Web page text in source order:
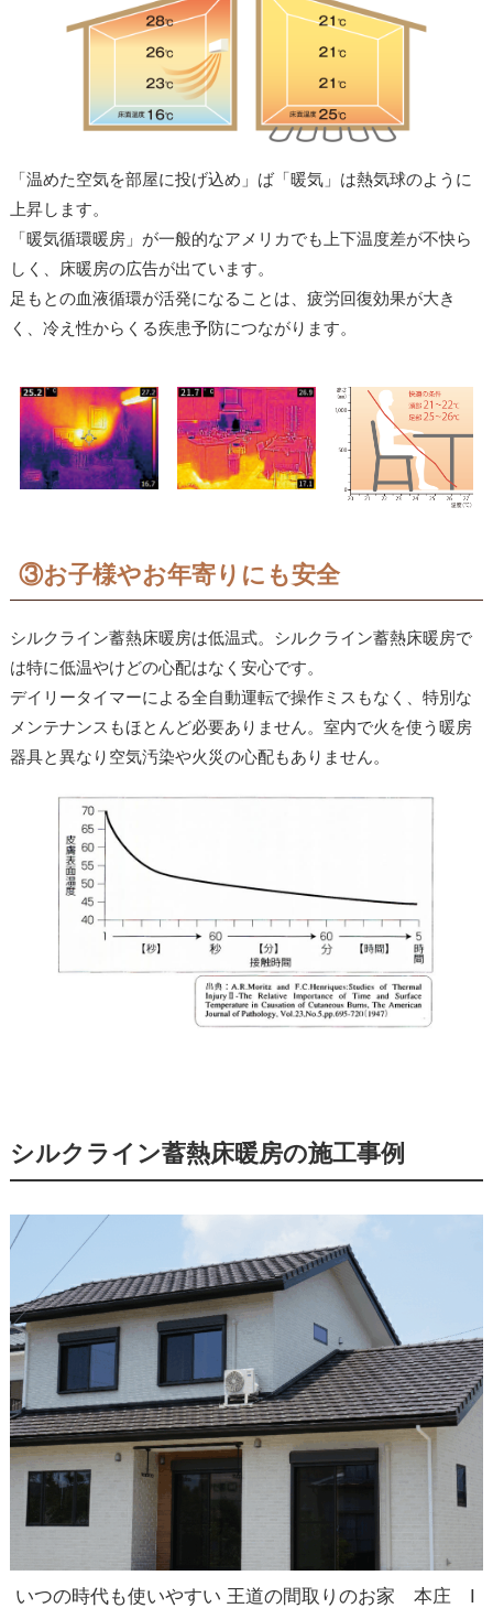
「温めた空気を部屋に投げ込め」ば「暖気」は熱気球のように
上昇します。
「暖気循環暖房」が一般的なアメリカでも上下温度差が不快ら
しく、床暖房の広告が出ています。
足もとの血液循環が活発になることは、疲労回復効果が大き
く、冷え性からくる疾患予防につながります。
③お子様やお年寄りにも安全
シルクライン蓄熱床暖房は低温式。シルクライン蓄熱床暖房で
は特に低温やけどの心配はなく安心です。
デイリータイマーによる全自動運転で操作ミスもなく、特別な
メンテナンスもほとんど必要ありません。室内で火を使う暖房
器具と異なり空気汚染や火災の心配もありません。
シルクライン蓄熱床暖房の施工事例
いつの時代も使いやすい 王道の間取りのお家 本庄 I